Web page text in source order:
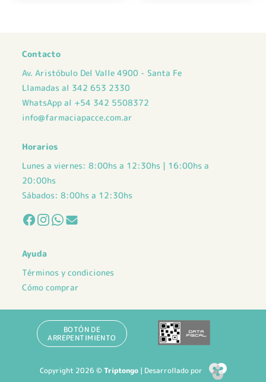
Contacto
Av. Aristóbulo Del Valle 4900 - Santa Fe
Llamadas al 342 653 2330
WhatsApp al +54 342 5508372
info@farmaciapacce.com.ar
Horarios
Lunes a viernes: 8:00hs a 12:30hs | 16:00hs a
20:00hs
Sábados: 8:00hs a 12:30hs
Ayuda
Términos y condiciones
Cómo comprar
BOTÓN DE
ARREPENTIMIENTO
Copyright 2026 ©Triptongo| Desarrollado por